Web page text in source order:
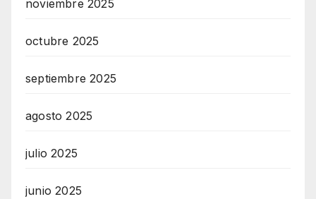
noviembre 2025
octubre 2025
septiembre 2025
agosto 2025
julio 2025
junio 2025